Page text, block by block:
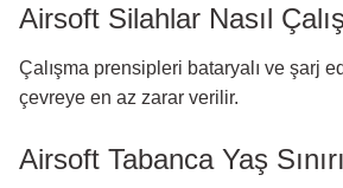
Airsoft Silahlar Nasıl
Çalışma prensipleri bataryalı ve şarj
çevreye en az zarar verilir.
Airsoft Tabanca Yaş